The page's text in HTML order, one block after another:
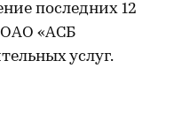
последних 12
ОАО «АСБ
услуг.